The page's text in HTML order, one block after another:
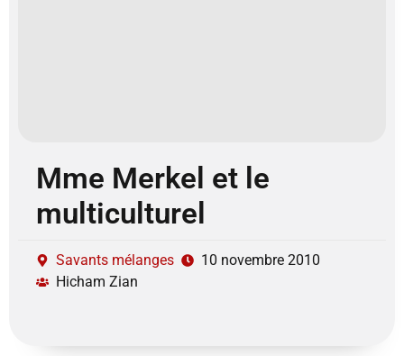
Mme Merkel et le
multiculturel
Savants mélanges
10 novembre 2010
Hicham Zian